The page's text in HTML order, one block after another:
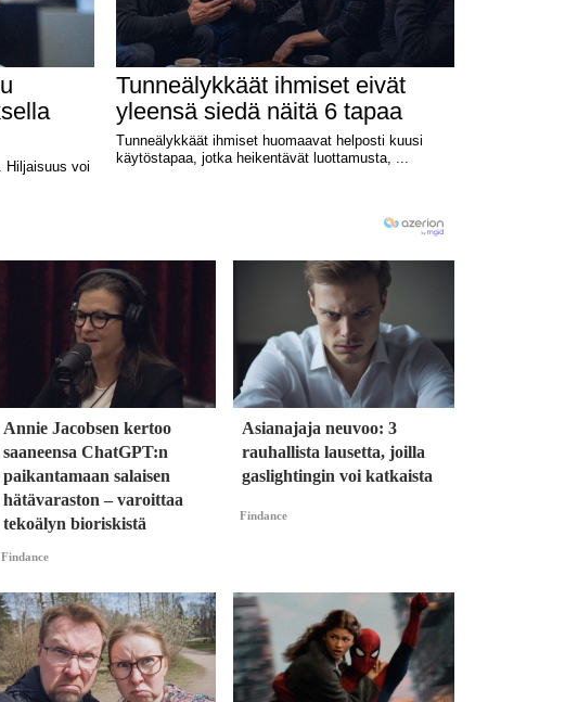
Annie Jacobsen kertoo
saaneensa ChatGPT:n
paikantamaan salaisen
hätävaraston – varoittaa
tekoälyn bioriskistä
Findance
Asianajaja neuvoo: 3
rauhallista lausetta, joilla
gaslightingin voi katkaista
Findance